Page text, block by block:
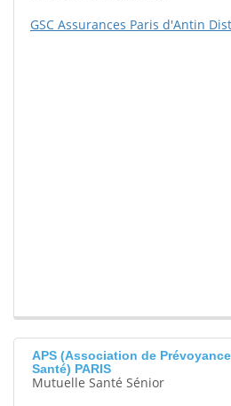
GSC Assurances Paris d'Antin
APS (Association de
Santé) PARIS
Mutuelle Santé Sénior